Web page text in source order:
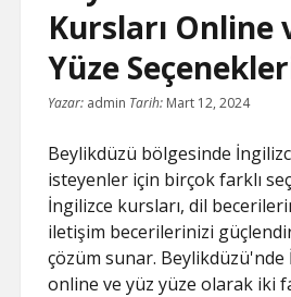
INSTAGRAM BOT
HIKAYEME
SAYFA
TWITTER FAVORI
TWITTER TAKIPÇI
Kursları Online
Yüze
Yazar: admin Tarih: Mart 12, 2024
Beylikdüzü bölgesinde
isteyenler için birçok farklı
İngilizce kursları, dil
iletişim becerilerinizi
çözüm sunar. Beylikdüzü'nde
online ve yüz yüze olarak iki